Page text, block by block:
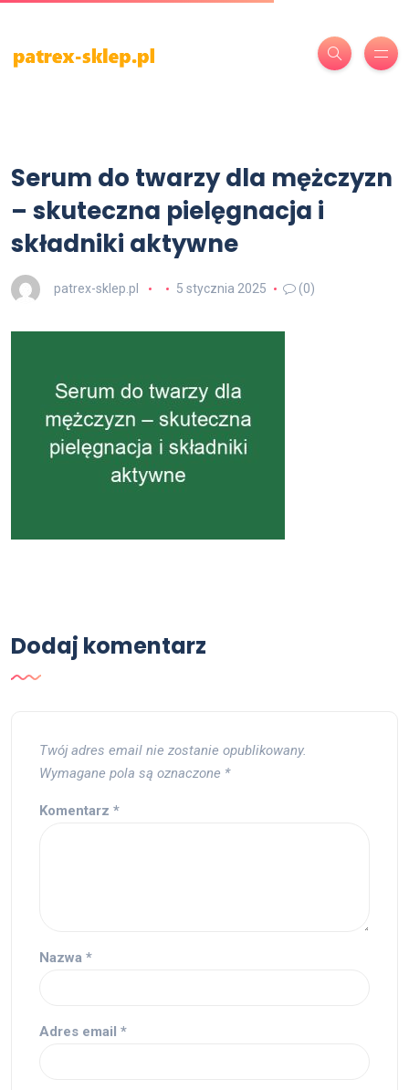
Serum do twarzy dla mężczyzn
– skuteczna pielęgnacja i
składniki aktywne
patrex-sklep.pl 5 stycznia 2025 (0)
Dodaj komentarz
Twój adres email nie zostanie opublikowany.
Wymagane pola są oznaczone *
Komentarz *
Nazwa *
Adres email *